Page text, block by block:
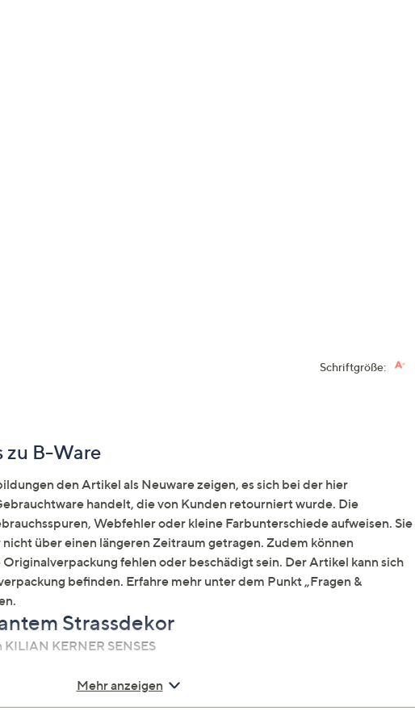
Schriftgröße:
zu B-Ware
den Artikel als Neuware zeigen, es sich bei der hier
handelt, die von Kunden retourniert wurde. Die
Webfehler oder kleine Farbunterschiede aufweisen. Sie
über einen längeren Zeitraum getragen. Zudem können
fehlen oder beschädigt sein. Der Artikel kann sich
befinden. Erfahre mehr unter dem Punkt „Fragen &
Strassdekor
KERNER SENSES
Mehr anzeigen